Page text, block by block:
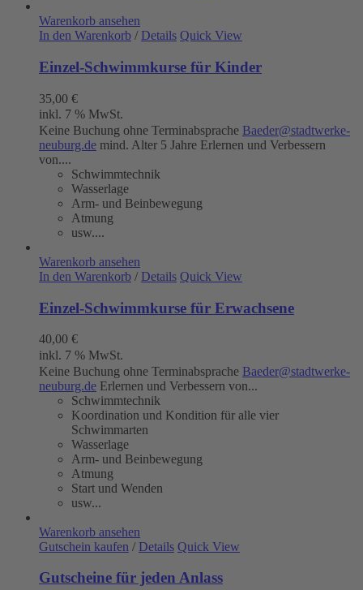
Warenkorb ansehen
In den Warenkorb / Details Quick View
Einzel-Schwimmkurse für Kinder
35,00 €
inkl. 7 % MwSt.
Keine Buchung ohne Terminabsprache Baeder@stadtwerke-
neuburg.de mind. Alter 5 Jahre Erlernen und Verbessern
von....
Schwimmtechnik
Wasserlage
Arm- und Beinbewegung
Atmung
usw....
Warenkorb ansehen
In den Warenkorb / Details Quick View
Einzel-Schwimmkurse für Erwachsene
40,00 €
inkl. 7 % MwSt.
Keine Buchung ohne Terminabsprache Baeder@stadtwerke-
neuburg.de Erlernen und Verbessern von...
Schwimmtechnik
Koordination und Kondition für alle vier
Schwimmarten
Wasserlage
Arm- und Beinbewegung
Atmung
Start und Wenden
usw...
Warenkorb ansehen
Gutschein kaufen / Details Quick View
Gutscheine für jeden Anlass